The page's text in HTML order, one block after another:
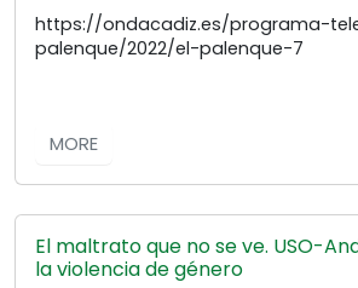
https://ondacadiz.es/programa-
palenque/2022/el-palenque-7
MORE
El maltrato que no se ve. USO-
la violencia de género